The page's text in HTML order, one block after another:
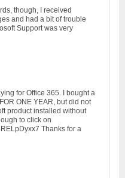
though, I received
and had a bit of trouble
Support was very
for Office 365. I bought a
ONE YEAR, but did not
product installed without
to click on
Thanks for a